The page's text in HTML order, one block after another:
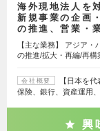
海外現地法人を
新規事業の企画
の推進、営業・
【主な業務】 アジア
の推進/拡大・再編/再
会社概要
【日本を
保険、銀行、資産運用
興